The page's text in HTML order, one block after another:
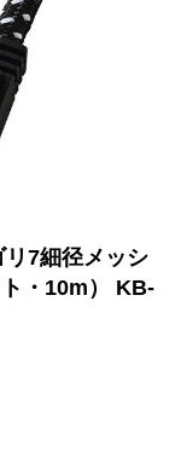
7細径メッシ
・10m） KB-